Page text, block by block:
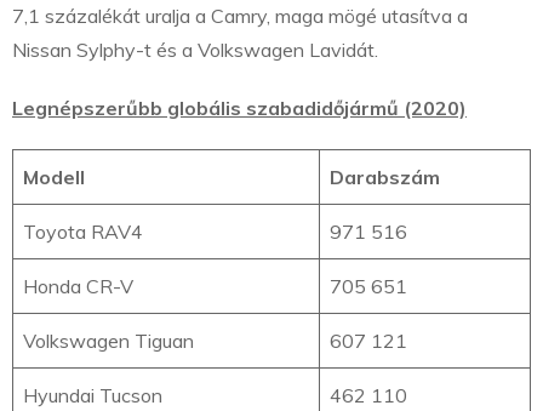
7,1 százalékát uralja a Camry, maga mögé utasítva a
Nissan Sylphy-t és a Volkswagen Lavidát.
Legnépszerűbb globális szabadidőjármű (2020)
Modell Darabszám
Toyota RAV4 971 516
Honda CR-V 705 651
Volkswagen Tiguan 607 121
Hyundai Tucson 462 110